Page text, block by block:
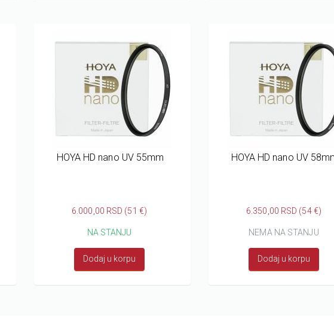
HOYA HD nano UV 55mm
6.000,00 RSD (51 €)
NA STANJU
Dodaj u korpu
HOYA HD nano UV
6.350,00 RSD (54 €)
NEMA NA STANJU
Dodaj u korpu